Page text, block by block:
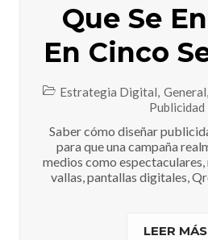
Que Se
En Cinco
Estrategia Digital, General,
Publicidad
Saber cómo diseñar
para que una campaña
medios como
vallas, pantallas digitales,
LEER